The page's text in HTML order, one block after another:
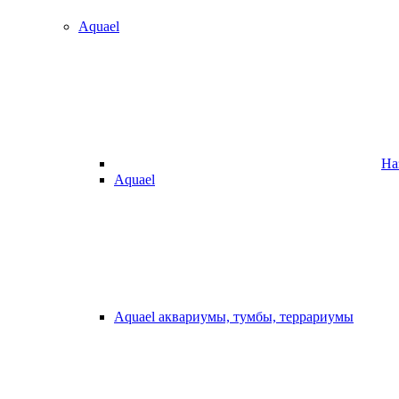
Aquael
Aquael
Aquael аквариумы, тумбы, террариумы